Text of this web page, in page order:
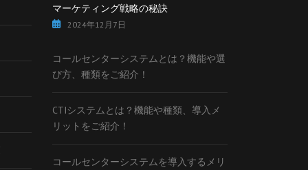
マーケティング戦略の秘訣
2024年12月7日
コールセンターシステムとは？機能や選
び方、種類をご紹介！
CTIシステムとは？機能や種類、導入メ
リットをご紹介！
コールセンターシステムを導入するメリ